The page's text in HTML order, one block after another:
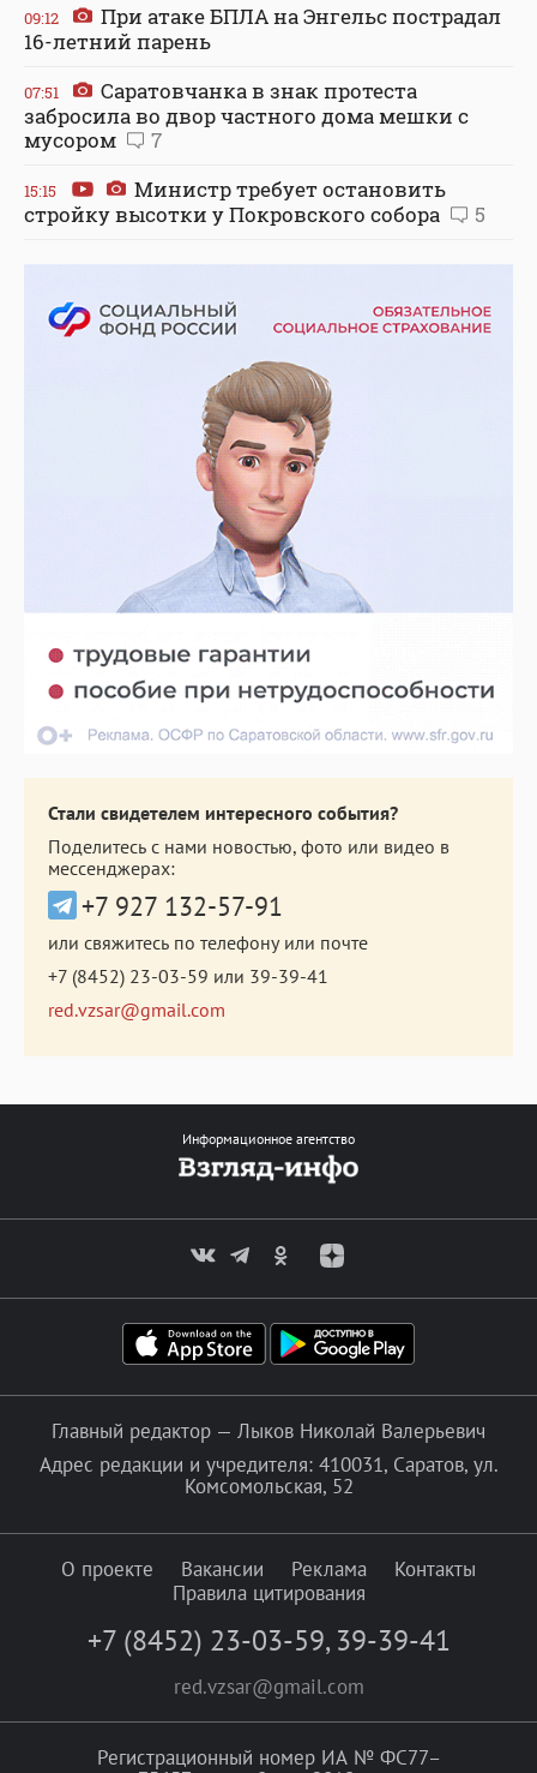
09:12
При атаке БПЛА на Энгельс пострадал
16-летний парень
07:51
Саратовчанка в знак протеста
забросила во двор частного дома мешки с
мусором
7
15:15
Министр требует остановить
стройку высотки у Покровского собора
5
Стали свидетелем интересного события?
Поделитесь с нами новостью, фото или видео в
мессенджерах:
+7 927 132-57-91
или свяжитесь по телефону или почте
+7 (8452) 23-03-59 или 39-39-41
red.vzsar@gmail.com
Информационное агентство
Главный редактор — Лыков Николай Валерьевич
Адрес редакции и учредителя: 410031, Саратов, ул.
Комсомольская, 52
О проекте Вакансии Реклама
Контакты
Правила цитирования
+7 (8452) 23-03-59, 39-39-41
red.vzsar@gmail.com
Регистрационный номер ИА № ФС77–